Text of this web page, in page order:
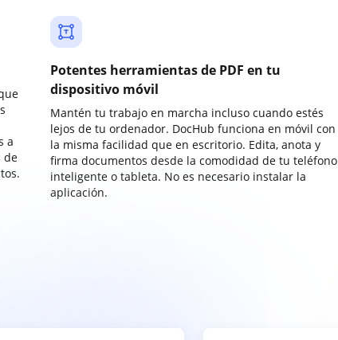
a
de
Potentes herramientas de PDF en tu
dispositivo móvil
Mantén tu trabajo en marcha incluso cuando estés
lejos de tu ordenador. DocHub funciona en móvil con
la misma facilidad que en escritorio. Edita, anota y
firma documentos desde la comodidad de tu teléfono
inteligente o tableta. No es necesario instalar la
aplicación.